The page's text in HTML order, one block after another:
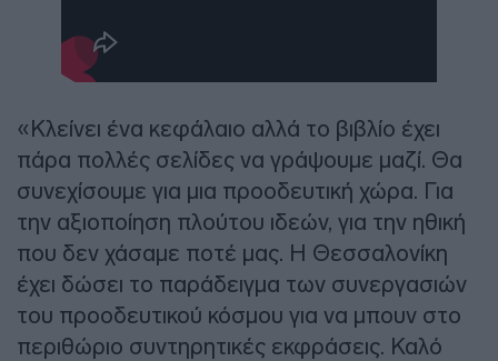
«Κλείνει ένα κεφάλαιο αλλά το βιβλίο έχει
πάρα πολλές σελίδες να γράψουμε μαζί. Θα
συνεχίσουμε για μια προοδευτική χώρα. Για
την αξιοποίηση πλούτου ιδεών, για την ηθική
που δεν χάσαμε ποτέ μας. Η Θεσσαλονίκη
έχει δώσει το παράδειγμα των συνεργασιών
του προοδευτικού κόσμου για να μπουν στο
περιθώριο συντηρητικές εκφράσεις. Καλό